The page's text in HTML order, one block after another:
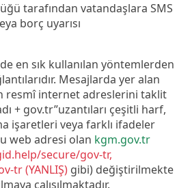
tarafından vatandaşlara SMS
borç uyarısı
en sık kullanılan yöntemlerden
Mesajlarda yer alan
resmî internet adreslerini taklit
+ gov.tr”uzantı​ları çeşitli harf,
işaretleri veya farklı ifadeler
web adresi olan kgm.gov.tr
secure/gov-tr,
tr (YANLIŞ) gibi) ​​değiştirilmekte
çalışılmaktadır.